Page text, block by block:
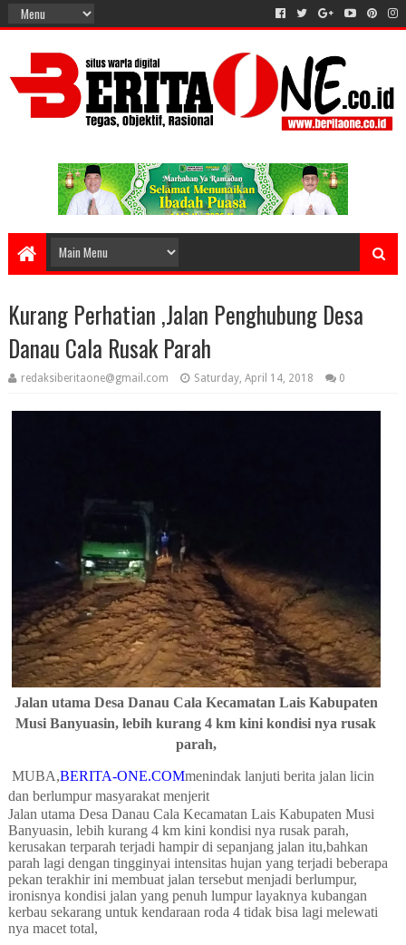
Kurang Perhatian ,Jalan Penghubung Desa
Danau Cala Rusak Parah
redaksiberitaone@gmail.com Saturday, April 14, 2018 0
Jalan utama Desa Danau Cala Kecamatan Lais Kabupaten
Musi Banyuasin, lebih kurang 4 km kini kondisi nya rusak
parah,
MUBA,BERITA-ONE.COMmenindak lanjuti berita jalan licin
dan berlumpur masyarakat menjerit
Jalan utama Desa Danau Cala Kecamatan Lais Kabupaten Musi
Banyuasin, lebih kurang 4 km kini kondisi nya rusak parah,
kerusakan terparah terjadi hampir di sepanjang jalan itu,bahkan
parah lagi dengan tingginyai intensitas hujan yang terjadi beberapa
pekan terakhir ini membuat jalan tersebut menjadi berlumpur,
ironisnya kondisi jalan yang penuh lumpur layaknya kubangan
kerbau sekarang untuk kendaraan roda 4 tidak bisa lagi melewati
nya macet total,